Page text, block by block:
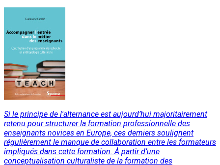
Si le principe de l'alternance est aujourd’hui majoritairement
retenu pour structurer la formation professionnelle des
enseignants novices en Europe, ces derniers soulignent
régulièrement le manque de collaboration entre les formateurs
impliqués dans cette formation. À partir d’une
conceptualisation culturaliste de la formation des